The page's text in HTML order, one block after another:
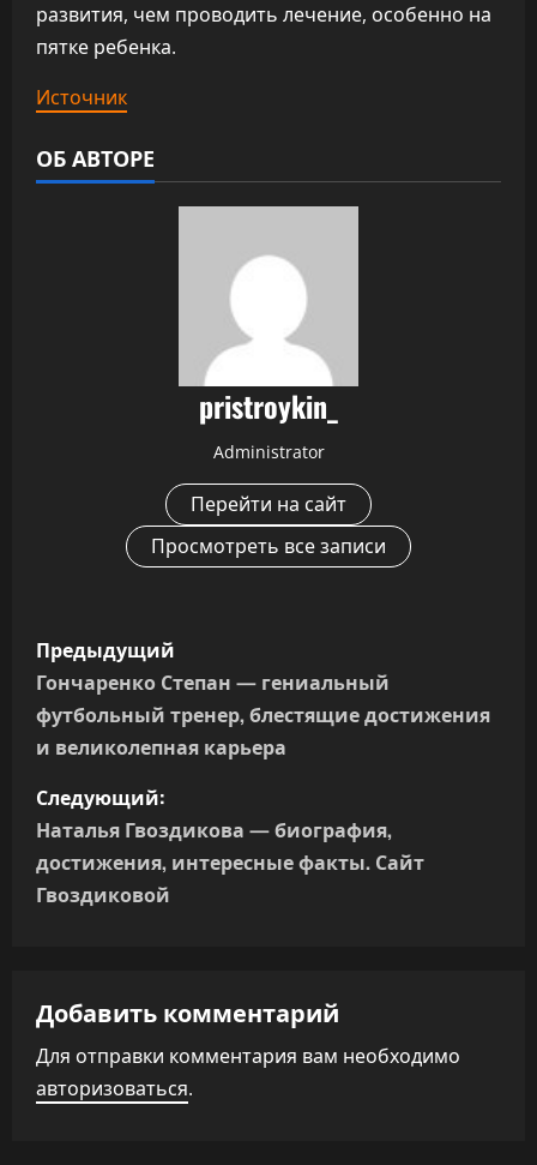
развития, чем проводить лечение, особенно на
пятке ребенка.
Источник
ОБ АВТОРЕ
pristroykin_
Administrator
Перейти на сайт
Просмотреть все записи
Н
а
в
и
г
а
и
я
п
Предыдущий
Гончаренко Степан — гениальный
футбольный тренер, блестящие достижения
и великолепная карьера
Следующий:
Наталья Гвоздикова — биография,
достижения, интересные факты. Сайт
Гвоздиковой
Добавить комментарий
Для отправки комментария вам необходимо
авторизоваться.